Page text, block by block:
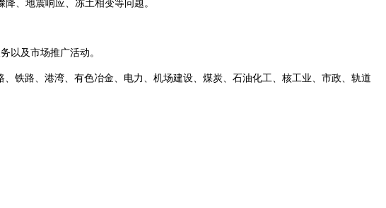
、地震响应、冻土相变等问题。
以及市场推广活动。
铁路、港湾、有色冶金、电力、机场建设、煤炭、石油化工、核工业、市政、轨道